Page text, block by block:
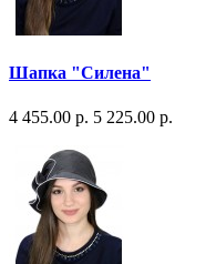
Шапка "Силена"
4 455.00 р. 5 225.00 р.